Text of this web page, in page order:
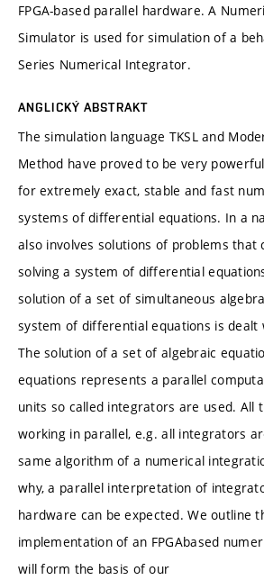
FPGA-based parallel hardware. A
Simulator is used for simulation of a
Series Numerical Integrator.
ANGLICKÝ ABSTRAKT
The simulation language TKSL and
Method have proved to be very
for extremely exact, stable and fast
systems of differential equations. In a
also involves solutions of problems that
solving a system of differential
solution of a set of simultaneous
system of differential equations is dealt
The solution of a set of algebraic
equations represents a parallel
units so called integrators are used. All
working in parallel, e.g. all integrators
same algorithm of a numerical
why, a parallel interpretation of
hardware can be expected. We outline
implementation of an FPGAbased
will form the basis of our